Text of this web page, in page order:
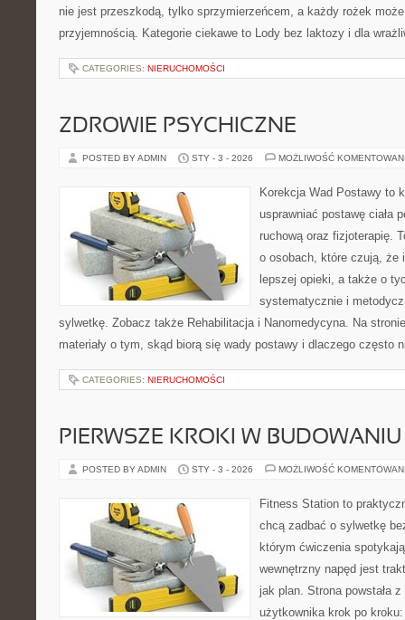
nie jest przeszkodą, tylko sprzymierzeńcem, a każdy rożek
przyjemnością. Kategorie ciekawe to Lody bez laktozy i dla
CATEGORIES: NIERUCHOMOŚCI
ZDROWIE PSYCHICZNE
POSTED BY ADMIN STY - 3 - 2026 MOŻLIWOŚĆ
Korekcja Wad Postawy to
usprawniać postawę ciała
ruchową oraz fizjoterapię.
o osobach, które czują, że
lepszej opieki, a także o
systematycznie i
sylwetkę. Zobacz także Rehabilitacja i Nanomedycyna. Na
materiały o tym, skąd biorą się wady postawy i dlaczego często
CATEGORIES: NIERUCHOMOŚCI
PIERWSZE KROKI W
POSTED BY ADMIN STY - 3 - 2026 MOŻLIWOŚĆ
Fitness Station to
chcą zadbać o sylwetkę
którym ćwiczenia
wewnętrzny napęd jest
jak plan. Strona powstała
użytkownika krok po